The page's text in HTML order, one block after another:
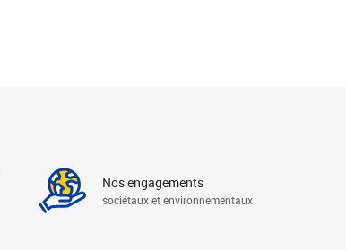
Nos engagements
sociétaux et environnementaux